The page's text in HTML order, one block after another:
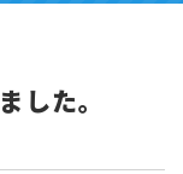
した。